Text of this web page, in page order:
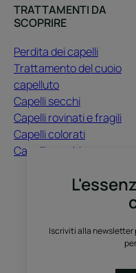
Iscriviti alla newsletter
TRATTAMENTI DA
SCOPRIRE
Perdita dei capelli
Trattamento del cuoio
capelluto
Capelli secchi
Capelli rovinati e fragili
Capelli colorati
Capelli opachi
Contatti
Raccolta
Raccolta